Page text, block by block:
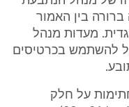
בין האמור
מעדות מנהל
להשתמש בכרטיסים
החתימות על חלק